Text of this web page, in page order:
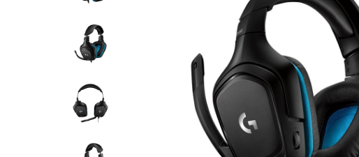
Sistem barebone
Imprimante & Multifuncționale
Imprimanta Laser Mono